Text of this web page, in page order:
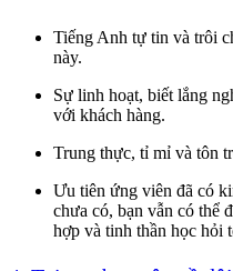
Tiếng Anh tự tin và trôi
này.
Sự linh hoạt, biết lắng
với khách hàng.
Trung thực, tỉ mỉ và tôn
Ưu tiên ứng viên đã có
chưa có, bạn vẫn có thể
hợp và tinh thần học hỏi